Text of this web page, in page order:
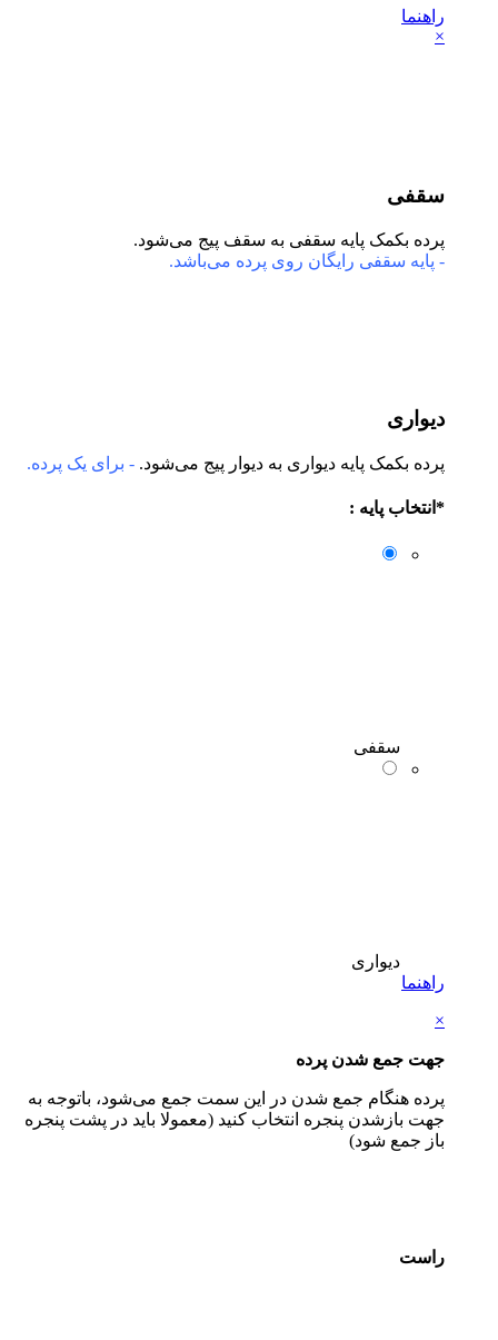
راهنما
×
سقفی
پرده بکمک پایه سقفی به سقف پیج می‌شود.
- پایه سقفی رایگان روی پرده می‌باشد.
دیواری
پرده بکمک پایه دیواری به دیوار پیج می‌شود. - برای یک پرده.
* انتخاب پایه :
سقفی
دیواری
راهنما
×
جهت جمع شدن پرده
پرده هنگام جمع شدن در این سمت جمع می‌شود، باتوجه به
جهت بازشدن پنجره انتخاب کنید (معمولا باید در پشت پنجره
باز جمع شود)
راست